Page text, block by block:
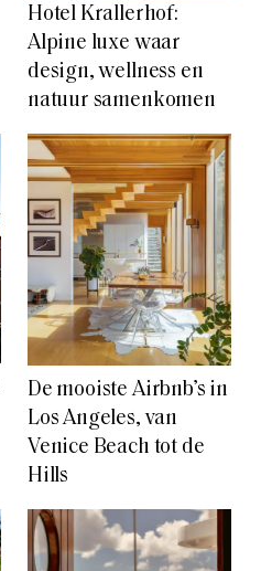
Hotel Krallerhof:
Alpine luxe waar
design, wellness en
natuur samenkomen
De mooiste Airbnb’s in
Los Angeles, van
Venice Beach tot de
Hills